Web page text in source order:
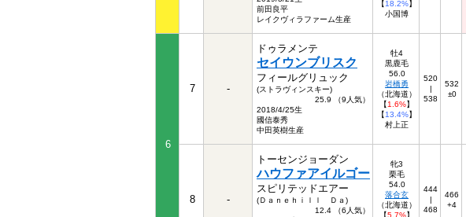
前田良平
レイクヴィラファーム生産
【18.2%】
小国博
6
7 -
ドゥラメンテ
セイウンブリスク
フィールグリュック
(ストラヴィンスキー)
25.9 （9人気）
2018/4/25生
國信泰秀
中田英樹生産
牡4
黒鹿毛
56.0
岩橋勇
（北海道）
【1.6%】
【13.4%】
村上正
520
|
538
532
±0
8 -
トーセンジョーダン
ハウファアイルゴー
スピリテッドエアー
(Ｄａｎｅｈｉｌｌ Ｄａ)
12.4 （6人気）
牝3
栗毛
54.0
落合玄
（北海道）
【5.7%】
444
|
468
466
+4